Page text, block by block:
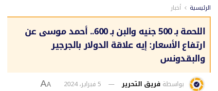
الرئيسية أخبار
اللحمة بـ 500 جنيه والبن بـ 600.. أحمد موسى عن
ارتفاع الأسعار: إيه علاقة الدولار بالجرجير
والبقدونس
بواسطة فريق التحرير 5 فبراير، 2024 A
A